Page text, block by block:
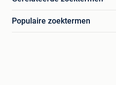
Populaire zoektermen